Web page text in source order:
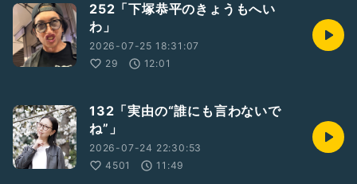
252「下塚恭平のきょうもへい
わ」
2026-07-25 18:31:07
29
12:01
132「実由の“誰にも言わないで
ね”」
2026-07-24 22:30:53
4501
11:49